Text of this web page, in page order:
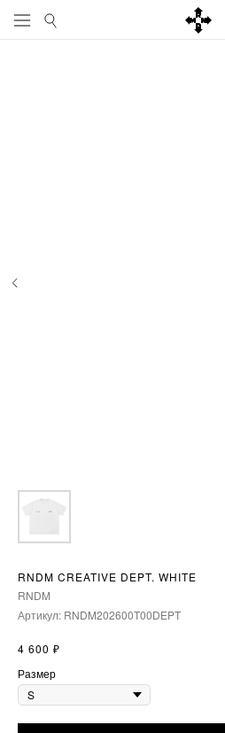
RNDM CREATIVE DEPT. WHITE
RNDM
Артикул: RNDM202600T00DEPT
4 600 ₽
Размер